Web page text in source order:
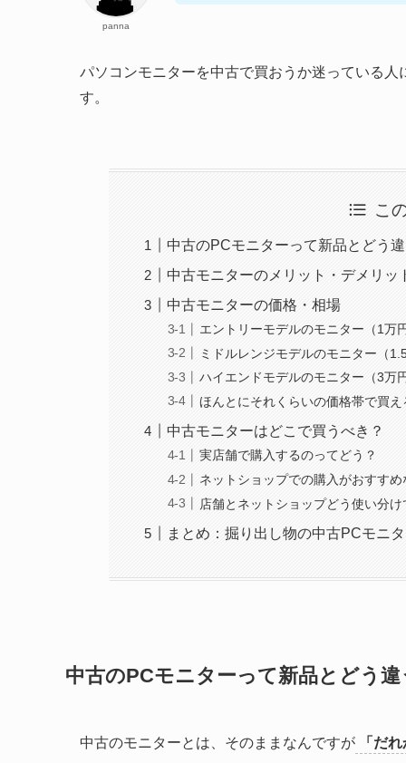
panna
パソコンモニターを中古で買おうか迷っている
す。
こ
中古のPCモニターって新品とどう
中古モニターのメリット・デメリッ
中古モニターの価格・相場
エントリーモデルのモニター（1万
ミドルレンジモデルのモニター（
ハイエンドモデルのモニター（3万
ほんとにそれくらいの価格帯で買え
中古モニターはどこで買うべき？
実店舗で購入するのってどう？
ネットショップでの購入がおすすめ
店舗とネットショップどう使い分け
まとめ：掘り出し物の中古PCモニ
中古のPCモニターって新品とどう違
中古のモニターとは、そのままなんですが 「だ